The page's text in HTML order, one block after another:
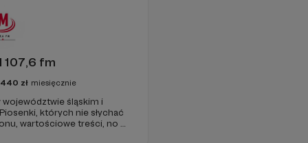
107,6 fm
zł miesięcznie
województwie śląskim i
których nie słychać
wartościowe treści, no i